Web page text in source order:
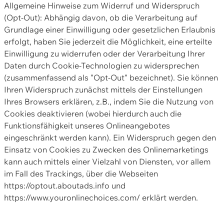
Allgemeine Hinweise zum Widerruf und Widerspruch
(Opt-Out): Abhängig davon, ob die Verarbeitung auf
Grundlage einer Einwilligung oder gesetzlichen Erlaubnis
erfolgt, haben Sie jederzeit die Möglichkeit, eine erteilte
Einwilligung zu widerrufen oder der Verarbeitung Ihrer
Daten durch Cookie-Technologien zu widersprechen
(zusammenfassend als "Opt-Out" bezeichnet). Sie können
Ihren Widerspruch zunächst mittels der Einstellungen
Ihres Browsers erklären, z.B., indem Sie die Nutzung von
Cookies deaktivieren (wobei hierdurch auch die
Funktionsfähigkeit unseres Onlineangebotes
eingeschränkt werden kann). Ein Widerspruch gegen den
Einsatz von Cookies zu Zwecken des Onlinemarketings
kann auch mittels einer Vielzahl von Diensten, vor allem
im Fall des Trackings, über die Webseiten
https://optout.aboutads.info und
https://www.youronlinechoices.com/ erklärt werden.